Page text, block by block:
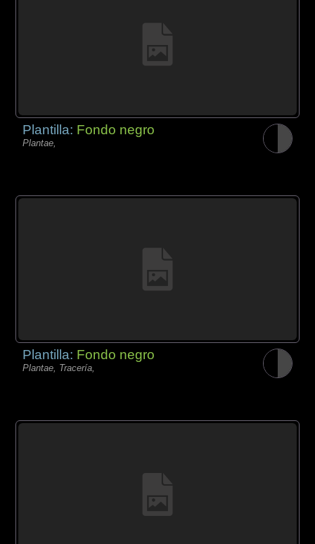
Plantilla: Fondo negro
Plantae,
Plantilla: Fondo negro
Plantae, Tracería,